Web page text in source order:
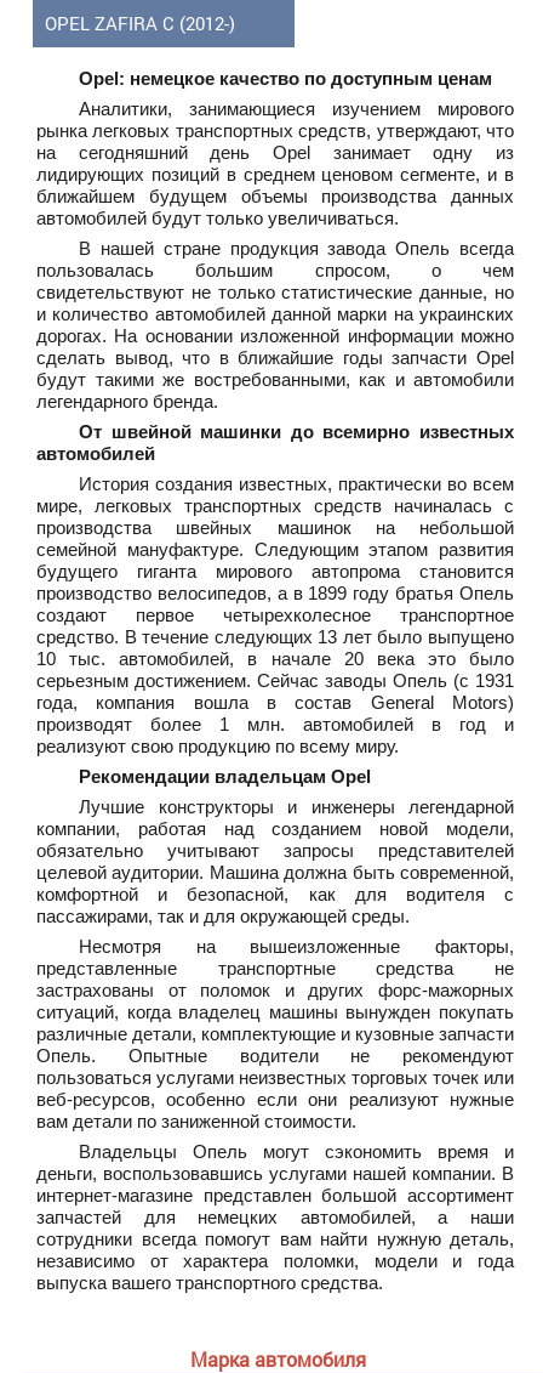
Марка автомобиля
OPEL ZAFIRA C (2012-)
Opel: немецкое качество по доступным ценам
Аналитики, занимающиеся изучением мирового
рынка легковых транспортных средств, утверждают, что
на сегодняшний день Opel занимает одну из
лидирующих позиций в среднем ценовом сегменте, и в
ближайшем будущем объемы производства данных
автомобилей будут только увеличиваться.
В нашей стране продукция завода Опель всегда
пользовалась большим спросом, о чем
свидетельствуют не только статистические данные, но
и количество автомобилей данной марки на украинских
дорогах. На основании изложенной информации можно
сделать вывод, что в ближайшие годы запчасти Opel
будут такими же востребованными, как и автомобили
легендарного бренда.
От швейной машинки до всемирно известных
автомобилей
История создания известных, практически во всем
мире, легковых транспортных средств начиналась с
производства швейных машинок на небольшой
семейной мануфактуре. Следующим этапом развития
будущего гиганта мирового автопрома становится
производство велосипедов, а в 1899 году братья Опель
создают первое четырехколесное транспортное
средство. В течение следующих 13 лет было выпущено
10 тыс. автомобилей, в начале 20 века это было
серьезным достижением. Сейчас заводы Опель (с 1931
года, компания вошла в состав General Motors)
производят более 1 млн. автомобилей в год и
реализуют свою продукцию по всему миру.
Рекомендации владельцам Opel
Лучшие конструкторы и инженеры легендарной
компании, работая над созданием новой модели,
обязательно учитывают запросы представителей
целевой аудитории. Машина должна быть современной,
комфортной и безопасной, как для водителя с
пассажирами, так и для окружающей среды.
Несмотря на вышеизложенные факторы,
представленные транспортные средства не
застрахованы от поломок и других форс-мажорных
ситуаций, когда владелец машины вынужден покупать
различные детали, комплектующие и кузовные запчасти
Опель. Опытные водители не рекомендуют
пользоваться услугами неизвестных торговых точек или
веб-ресурсов, особенно если они реализуют нужные
вам детали по заниженной стоимости.
Владельцы Опель могут сэкономить время и
деньги, воспользовавшись услугами нашей компании. В
интернет-магазине представлен большой ассортимент
запчастей для немецких автомобилей, а наши
сотрудники всегда помогут вам найти нужную деталь,
независимо от характера поломки, модели и года
выпуска вашего транспортного средства.